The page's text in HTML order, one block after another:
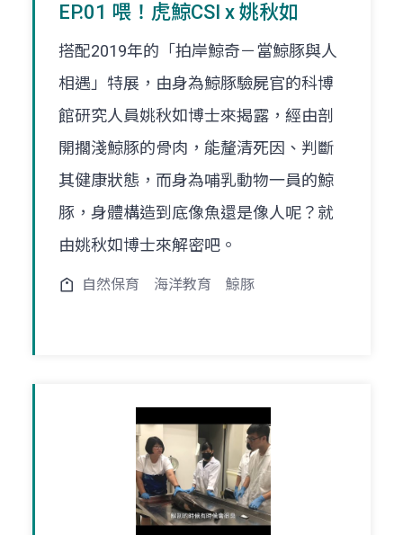
EP.01 喂！虎鯨CSI x 姚秋如
搭配2019年的「拍岸鯨奇－當鯨豚與人
相遇」特展，由身為鯨豚驗屍官的科博
館研究人員姚秋如博士來揭露，經由剖
開擱淺鯨豚的骨肉，能釐清死因、判斷
其健康狀態，而身為哺乳動物一員的鯨
豚，身體構造到底像魚還是像人呢？就
由姚秋如博士來解密吧。
自然保育 海洋教育 鯨豚